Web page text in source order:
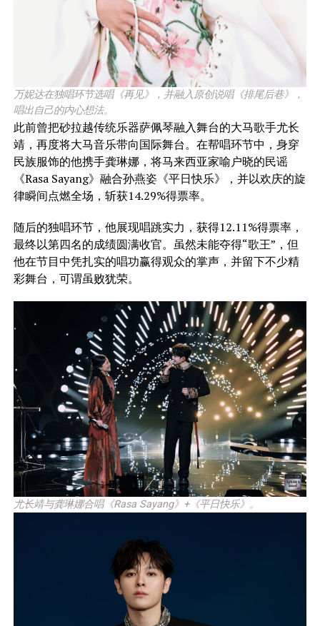
万妮达在独唱环节选唱《再见》，并融入原创说唱《排尾后巷》，
唱出自己的内心想法。
​此前曾把砂拉越传统乐器萨佩琴融入舞台的大马歌手尤长
靖，再度将大马音乐带向国际舞台。在帮唱环节中，身穿
民族服饰的他携手龚琳娜，将马来西亚家喻户晓的民谣
《Rasa Sayang》融合孙燕姿《平日快乐》，并以欢庆的旋
律瞬间点燃全场，斩获14.29%得票率。
随后的独唱环节，他展现唱跳实力，获得12.11%得票率，
最终以第四名的成绩圆满收官。虽然未能夺得“歌王”，但
他在节目中凭扎实的唱功赢得观众的掌声，并留下不少精
彩舞台，可谓虽败犹荣。
尤长靖与龚琳娜合唱《Rasa Sayang》+《平日快乐》。